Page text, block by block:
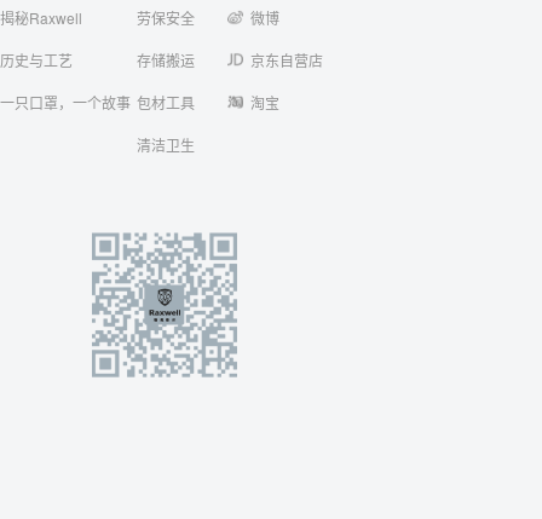
揭秘Raxwell
历史与工艺
一只口罩，一个故事
劳保安全
存储搬运
包材工具
清洁卫生
微博
京东自营店
淘宝